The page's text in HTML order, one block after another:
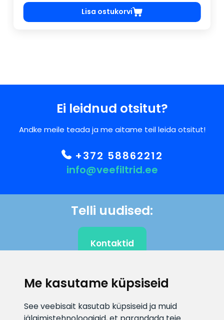
Me kasutame küpsiseid
See veebisait kasutab küpsiseid ja muid
Lisa ostukorvi
Ei leidnud otsitut?
Andke meile teada ja me aitame teil leida otsitut!
+372 58862212
info@veefiltrid.ee
Telli uudised:
Kontaktid